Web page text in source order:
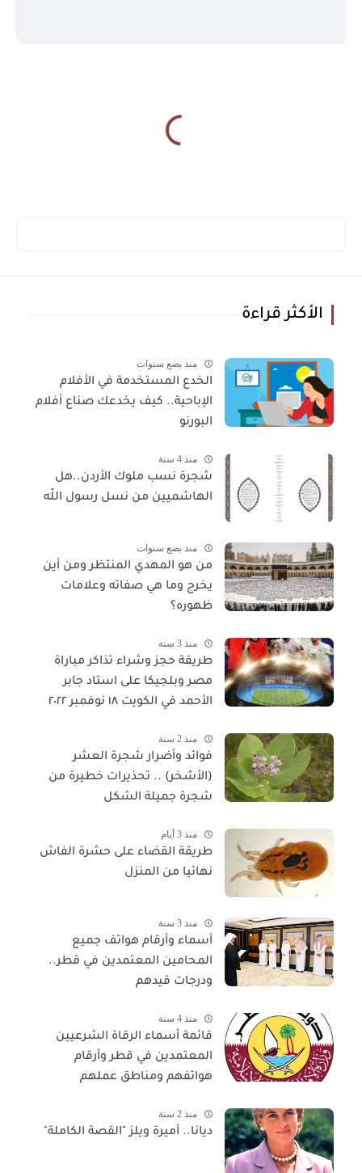
الأكثر قراءة
منذ بضع سنوات
الخدع المستخدمة في الأفلام
الإباحية.. كيف يخدعك صناع أفلام
البورنو
منذ 4 سنة
شجرة نسب ملوك الأردن..هل
الهاشميين من نسل رسول اللّه
منذ بضع سنوات
من هو المهدي المنتظر ومن أين
يخرج وما هي صفاته وعلامات
ظهوره؟
منذ 3 سنة
طريقة حجز وشراء تذاكر مباراة
مصر وبلجيكا على استاد جابر
الأحمد في الكويت ١٨ نوفمبر ٢٠٢٢
منذ 2 سنة
فوائد وأضرار شجرة العشر
(الأشخر) .. تحذيرات خطيرة من
شجرة جميلة الشكل
منذ 3 أيام
طريقة القضاء على حشرة الفاش
نهائيا من المنزل
منذ 3 سنة
أسماء وأرقام هواتف جميع
المحامين المعتمدين في قطر..
ودرجات قيدهم
منذ 4 سنة
قائمة أسماء الرقاة الشرعيين
المعتمدين في قطر وأرقام
هواتفهم ومناطق عملهم
منذ 2 سنة
ديانا.. أميرة ويلز "القصة الكاملة"